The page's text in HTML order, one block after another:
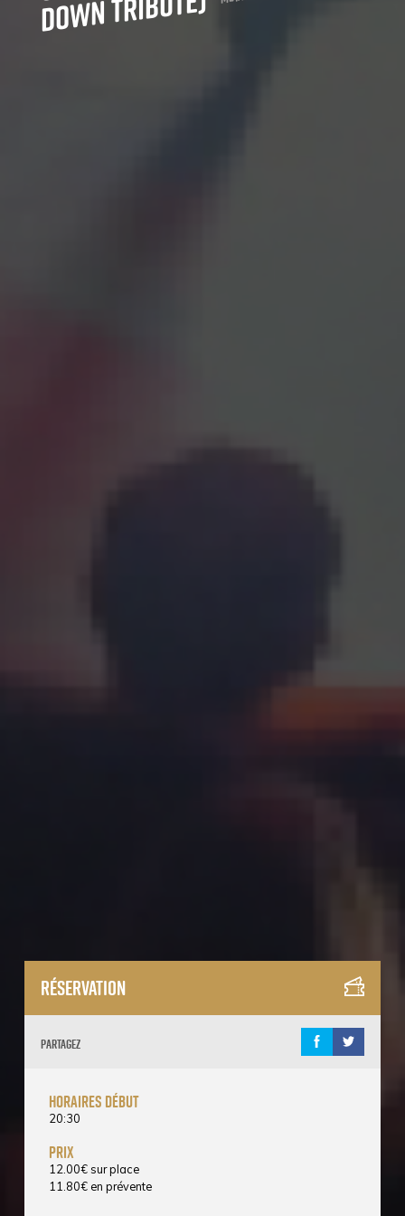
Réservation
Partagez
horaires début
20:30
prix
12.00€ sur place
11.80€ en prévente